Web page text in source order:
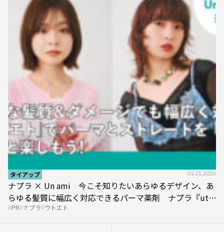
タイアップ 05.13.2026
ナプラ × Un ami 今こそ知りたいあらゆるデザイン、あ
らゆる髪質に幅広く対応できるパーマ薬剤 ナプラ『ut-
et』
PR ナプラ ウトエト